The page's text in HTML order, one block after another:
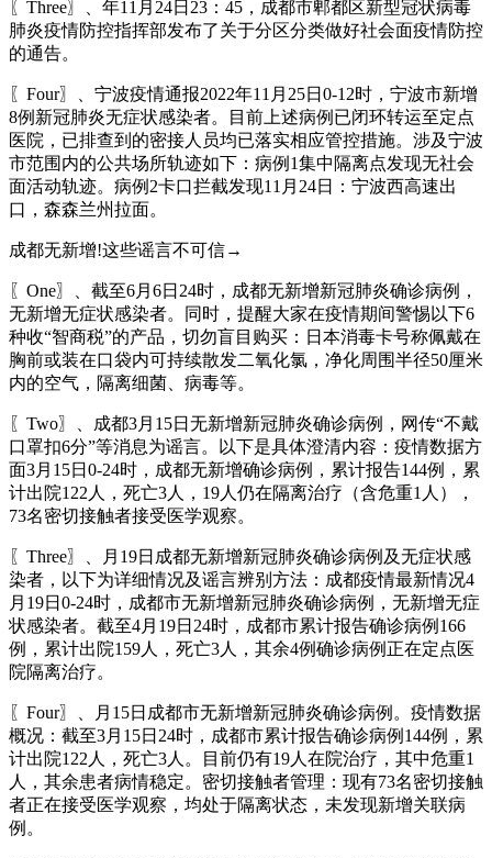
〖Three〗、年11月24日23：45，成都市郫都区新型冠状病毒
肺炎疫情防控指挥部发布了关于分区分类做好社会面疫情防控
的通告。
〖Four〗、宁波疫情通报2022年11月25日0-12时，宁波市新增
8例新冠肺炎无症状感染者。目前上述病例已闭环转运至定点
医院，已排查到的密接人员均已落实相应管控措施。涉及宁波
市范围内的公共场所轨迹如下：病例1集中隔离点发现无社会
面活动轨迹。病例2卡口拦截发现11月24日：宁波西高速出
口，森森兰州拉面。
成都无新增!这些谣言不可信→
〖One〗、截至6月6日24时，成都无新增新冠肺炎确诊病例，
无新增无症状感染者。同时，提醒大家在疫情期间警惕以下6
种收“智商税”的产品，切勿盲目购买：日本消毒卡号称佩戴在
胸前或装在口袋内可持续散发二氧化氯，净化周围半径50厘米
内的空气，隔离细菌、病毒等。
〖Two〗、成都3月15日无新增新冠肺炎确诊病例，网传“不戴
口罩扣6分”等消息为谣言。以下是具体澄清内容：疫情数据方
面3月15日0-24时，成都无新增确诊病例，累计报告144例，累
计出院122人，死亡3人，19人仍在隔离治疗（含危重1人），
73名密切接触者接受医学观察。
〖Three〗、月19日成都无新增新冠肺炎确诊病例及无症状感
染者，以下为详细情况及谣言辨别方法：成都疫情最新情况4
月19日0-24时，成都市无新增新冠肺炎确诊病例，无新增无症
状感染者。截至4月19日24时，成都市累计报告确诊病例166
例，累计出院159人，死亡3人，其余4例确诊病例正在定点医
院隔离治疗。
〖Four〗、月15日成都市无新增新冠肺炎确诊病例。疫情数据
概况：截至3月15日24时，成都市累计报告确诊病例144例，累
计出院122人，死亡3人。目前仍有19人在院治疗，其中危重1
人，其余患者病情稳定。密切接触者管理：现有73名密切接触
者正在接受医学观察，均处于隔离状态，未发现新增关联病
例。